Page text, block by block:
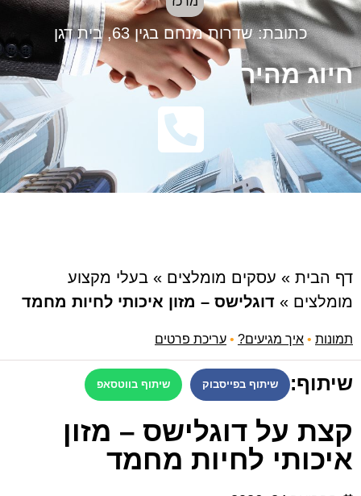
כתובת:שדרות מנחם בגין 63, בית דגן
חיוג מהיר
דף הבית » עסקים מומלצים » בעלי מקצוע
מומלצים » דוגלישס – מזון איכותי לחיות מחמד
תמונות • איך מגיעים? • עריכת פרטים
שיתוף: שיתוף בפייסבוק שיתוף בווטסאפ
קצת על דוגלישס – מזון
איכותי לחיות מחמד